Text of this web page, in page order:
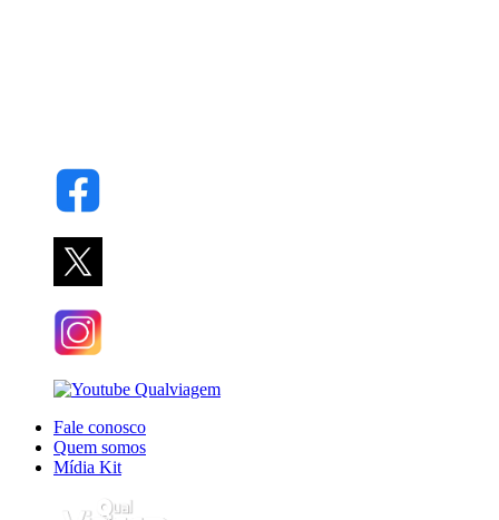
Fale conosco
Quem somos
Mídia Kit